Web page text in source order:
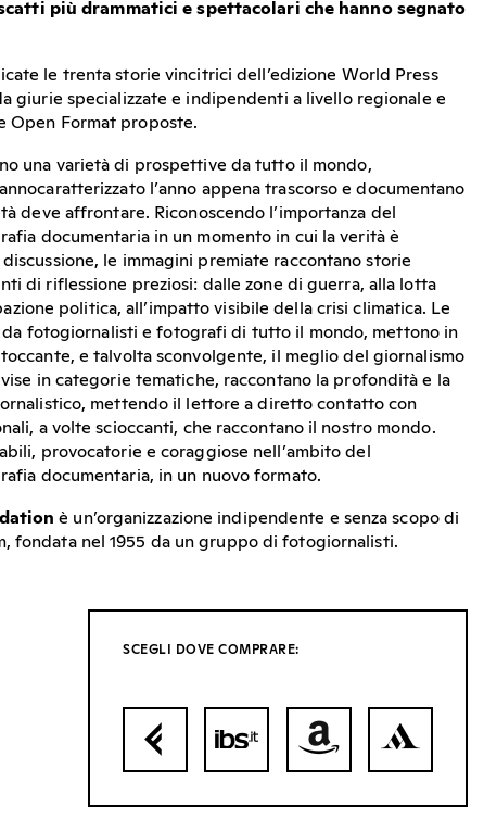
più drammatici e spettacolari che hanno segnato
le trenta storie vincitrici dell’edizione World Press
giurie specializzate e indipendenti a livello regionale e
Open Format proposte.
una varietà di prospettive da tutto il mondo,
l’anno appena trascorso e documentano
deve affrontare. Riconoscendo l’importanza del
documentaria in un momento in cui la verità è
le immagini premiate raccontano storie
di riflessione preziosi: dalle zone di guerra, alla lotta
politica, all’impatto visibile della crisi climatica. Le
da fotogiornalisti e fotografi di tutto il mondo, mettono in
e talvolta sconvolgente, il meglio del giornalismo
in categorie tematiche, raccontano la profondità e la
mettendo il lettore a diretto contatto con
a volte scioccanti, che raccontano il nostro mondo.
provocatorie e coraggiose nell’ambito del
documentaria, in un nuovo formato.
è un’organizzazione indipendente e senza scopo di
fondata nel 1955 da un gruppo di fotogiornalisti.
SCEGLI DOVE COMPRARE: